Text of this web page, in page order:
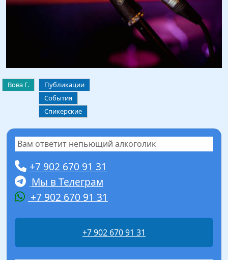
Вова Г.
Публикации
События
Спикерские
Вам ответит непьющий алкоголик
+7 902 670 91 31
Мы в Телеграм
+7 902 670 91 31
+7 902 670 91 31